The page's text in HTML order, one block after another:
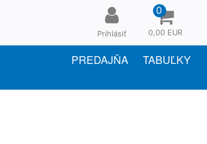
Prihlásiť
0
0,00 EUR
PREDAJŇA TABUĽKY